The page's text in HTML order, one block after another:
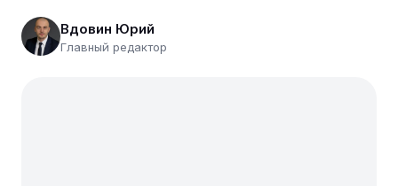
Вдовин Юрий
Главный редактор